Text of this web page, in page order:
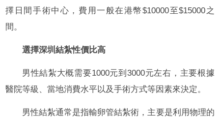
擇日間手術中心，費用一般在港幣$10000至$15000之
間。
選擇深圳結紮性價比高
男性結紮大概需要1000元到3000元左右，主要根據
醫院等級、當地消費水平以及手術方式等因素來決定。
男性結紮通常是指輸卵管結紮術，主要是利用物理的